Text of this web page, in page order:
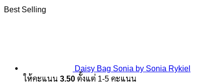
Best Selling
Daisy Bag Sonia by Sonia Rykiel
ให้คะแนน 3.50 ตั้งแต่ 1-5 คะแนน